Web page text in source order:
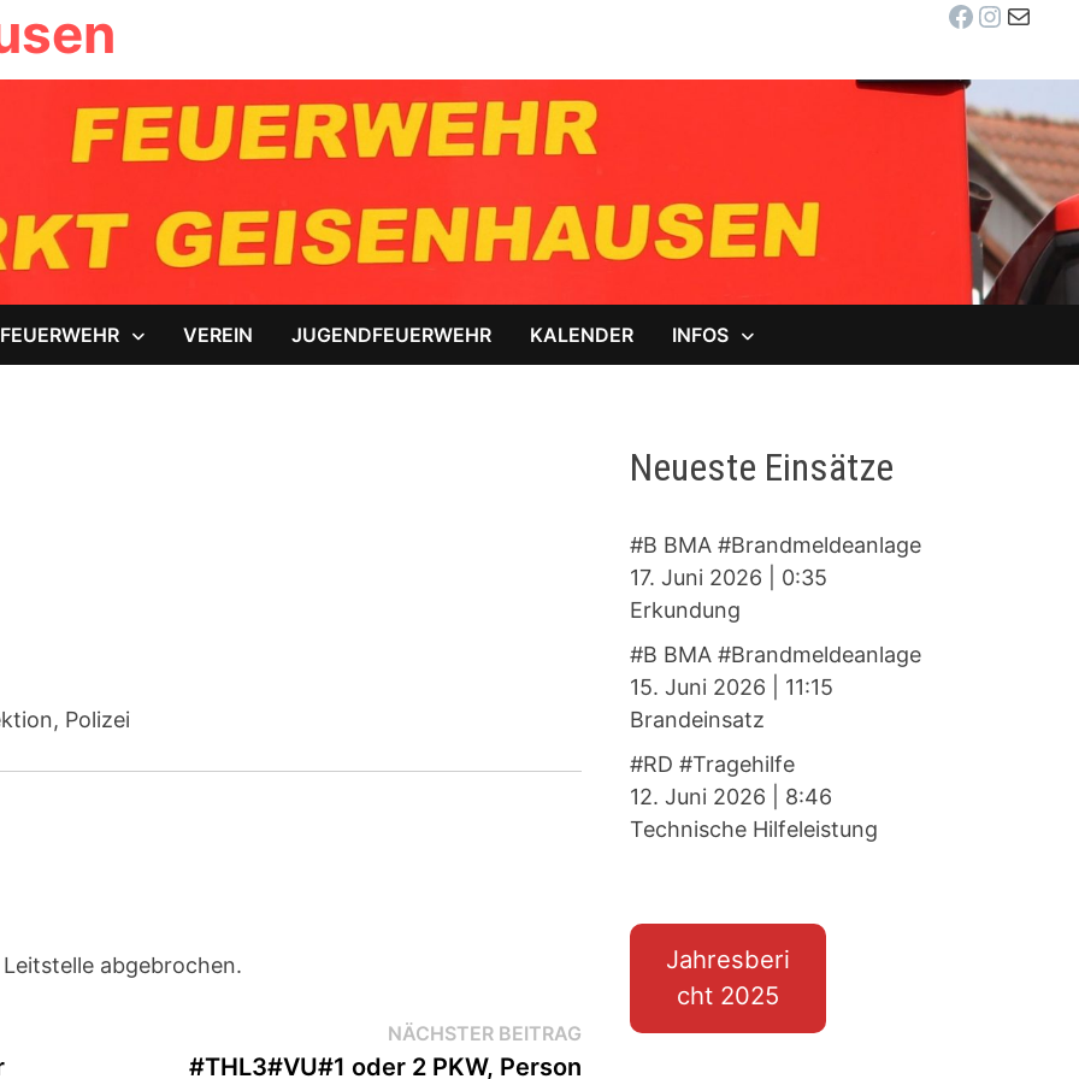
Facebook
E-Mail
FEUERWEHR VEREIN JUGENDFEUERWEHR KALENDER INFOS
Polizei
abgebrochen.
NÄCHSTER BEITRAGNächster
Beitrag:
#THL3#VU#1 oder 2 PKW, Person
Neueste Einsätze
#B BMA #Brandmeldeanlage
17. Juni 2026
0:35
Erkundung
#B BMA #Brandmeldeanlage
15. Juni 2026
11:15
Brandeinsatz
#RD #Tragehilfe
12. Juni 2026
8:46
Technische Hilfeleistung
Jahresberi
cht 2025